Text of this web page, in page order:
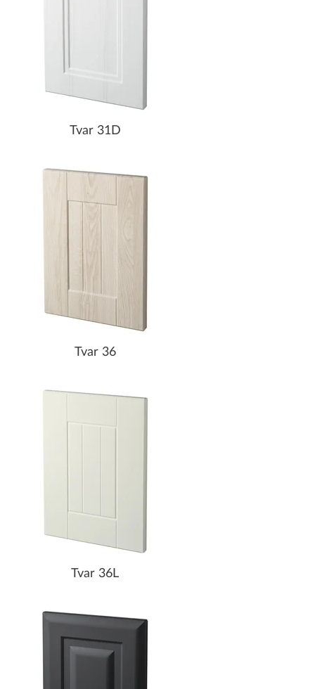
Tvar 31D
Tvar 36
Tvar 36L